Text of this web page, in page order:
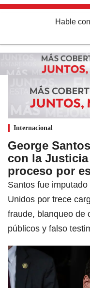
Hable
Internacional
George
con la
proceso por
Santos fue
Unidos por trece
fraude, blanqueo de
públicos y falso